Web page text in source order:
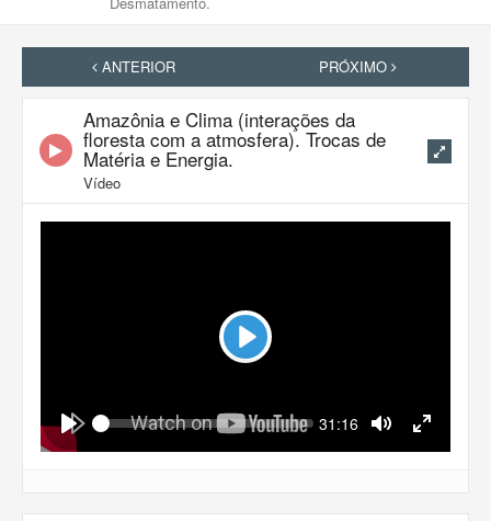
ANTERIOR PRÓXIMO
Amazônia e Clima (interações da
floresta com a atmosfera). Trocas de
Matéria e Energia.
Vídeo
Play
Play
Seek Current
31:16
Mute Fullscreen